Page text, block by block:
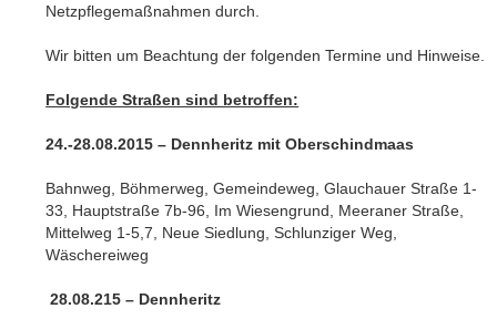
Netzpflegemaßnahmen durch.
Wir bitten um Beachtung der folgenden Termine und Hinweise.
Folgende Straßen sind betroffen:
24.-28.08.2015 – Dennheritz mit Oberschindmaas
Bahnweg, Böhmerweg, Gemeindeweg, Glauchauer Straße 1-
33, Hauptstraße 7b-96, Im Wiesengrund, Meeraner Straße,
Mittelweg 1-5,7, Neue Siedlung, Schlunziger Weg,
Wäschereiweg
28.08.215 – Dennheritz